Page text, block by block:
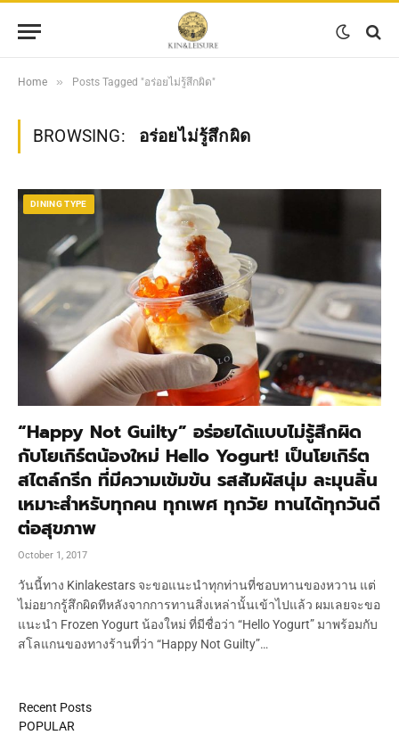
Home » Posts Tagged "อร่อยไม่รู้สึกผิด"
BROWSING: อร่อยไม่รู้สึกผิด
DINING TYPE
“Happy Not Guilty” อร่อยได้แบบไม่รู้สึกผิด
กับโยเกิร์ตน้องใหม่ Hello Yogurt! เป็นโยเกิร์ต
สไตล์กรีก ที่มีความเข้มข้น รสสัมผัสนุ่ม ละมุนลิ้น
เหมาะสำหรับทุกคน ทุกเพศ ทุกวัย ทานได้ทุกวันดี
ต่อสุขภาพ
October 1, 2017
วันนี้ทาง Kinlakestars จะขอแนะนำทุกท่านที่ชอบทานของหวาน แต่
ไม่อยากรู้สึกผิดทีหลังจากการทานสิ่งเหล่านั้นเข้าไปแล้ว ผมเลยจะขอ
แนะนำ Frozen Yogurt น้องใหม่ ที่มีชื่อว่า “Hello Yogurt” มาพร้อมกับ
สโลแกนของทางร้านที่ว่า “Happy Not Guilty”…
Recent Posts
POPULAR